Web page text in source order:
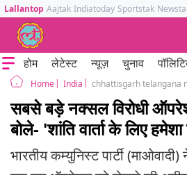
Lallantop Aajtak Indiatoday Sportstak
होम लेटेस्ट न्यूज़ चुनाव
Home India
सबसे बड़े नक्सल विरोधी
बोले- 'शांति वार्ता के लिए
भारतीय कम्युनिस्ट पार्टी